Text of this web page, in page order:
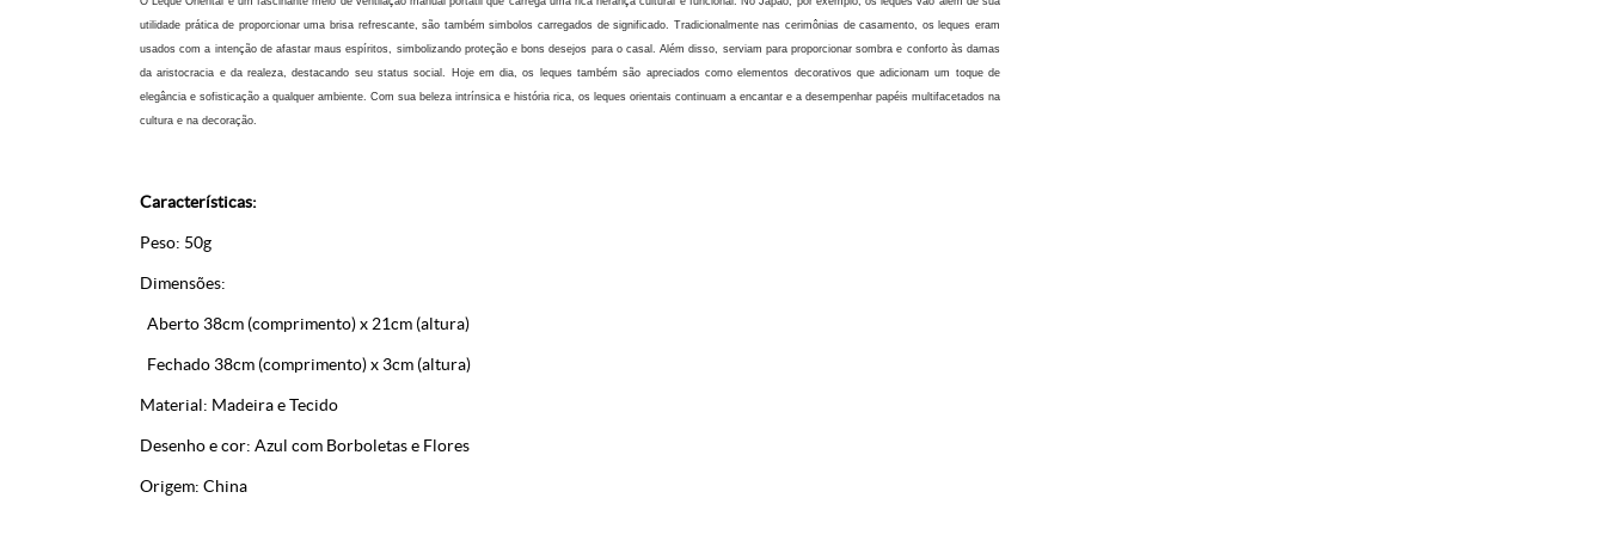
utilidade prática de proporcionar uma brisa refrescante, são também simbolos carregados de significado. Tradicionalmente nas cerimônias de casamento, os leques eram
usados com a intenção de afastar maus espíritos, simbolizando proteção e bons desejos para o casal. Além disso, serviam para proporcionar sombra e conforto às damas
da aristocracia e da realeza, destacando seu status social. Hoje em dia, os leques também são apreciados como elementos decorativos que adicionam um toque de
elegância e sofisticação a qualquer ambiente. Com sua beleza intrínsica e história rica, os leques orientais continuam a encantar e a desempenhar papéis multifacetados na
cultura e na decoração.
Características:
Peso: 50g
Dimensões:
Aberto 38cm (comprimento) x 21cm (altura)
Fechado 38cm (comprimento) x 3cm (altura)
Material: Madeira e Tecido
Desenho e cor: Azul com Borboletas e Flores
Origem: China